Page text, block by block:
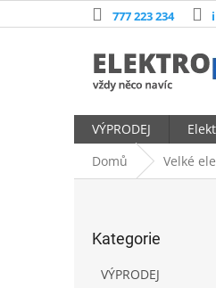
na
777 223 234
VÝPRODEJ
Domů
Velké
kategorie
Kategorie
VÝPRODEJ